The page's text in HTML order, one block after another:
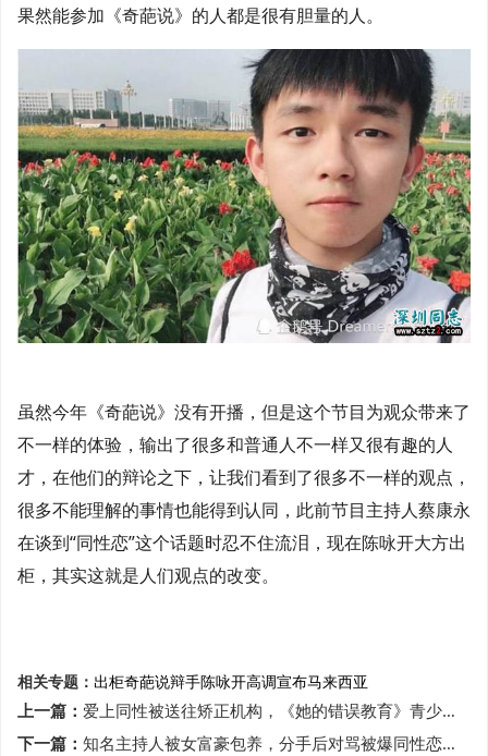
果然能参加《奇葩说》的人都是很有胆量的人。
虽然今年《奇葩说》没有开播，但是这个节目为观众带来了
不一样的体验，输出了很多和普通人不一样又很有趣的人
才，在他们的辩论之下，让我们看到了很多不一样的观点，
很多不能理解的事情也能得到认同，此前节目主持人蔡康永
在谈到“同性恋”这个话题时忍不住流泪，现在陈咏开大方出
柜，其实这就是人们观点的改变。
相关专题： 出柜奇葩说辩手陈咏开高调宣布马来西亚
上一篇： 爱上同性被送往矫正机构，《她的错误教育》青少年的悲伤与错误
下一篇： 知名主持人被女富豪包养，分手后对骂被爆同性恋，今患癌生活窘迫